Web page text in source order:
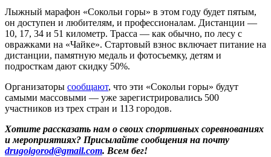
Лыжный марафон «Сокольи горы» в этом году будет пятым,
он доступен и любителям, и профессионалам. Дистанции —
10, 17, 34 и 51 километр. Трасса — как обычно, по лесу с
овражками на «Чайке». Стартовый взнос включает питание на
дистанции, памятную медаль и фотосъемку, детям и
подросткам дают скидку 50%.
Организаторы сообщают, что эти «Сокольи горы» будут
самыми массовыми — уже зарегистрировались 500
участников из трех стран и 113 городов.
Хотите рассказать нам о своих спортивных соревнованиях
и мероприятиях? Присылайте сообщения на почту
drugoigorod@gmail.com. Всем бег!